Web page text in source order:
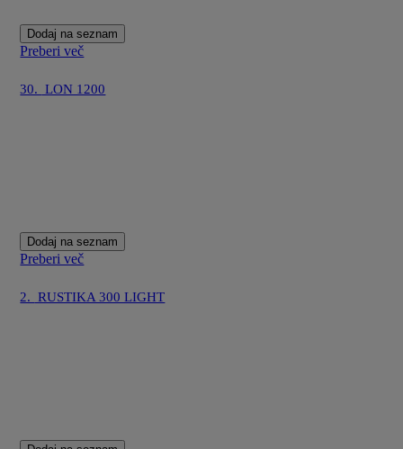
Dodaj na seznam
Preberi več
30. LON 1200
Dodaj na seznam
Preberi več
2. RUSTIKA 300 LIGHT